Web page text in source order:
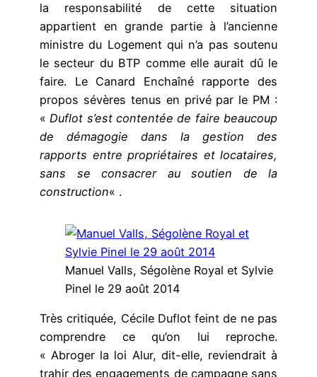
la responsabilité de cette situation
appartient en grande partie à l’ancienne
ministre du Logement qui n’a pas soutenu
le secteur du BTP comme elle aurait dû le
faire. Le Canard Enchaîné rapporte des
propos sévères tenus en privé par le PM :
«Duflot s’est contentée de faire beaucoup
de démagogie dans la gestion des
rapports entre propriétaires et locataires,
sans se consacrer au soutien de la
construction« .
Manuel Valls, Ségolène Royal et Sylvie
Pinel le 29 août 2014
Très critiquée, Cécile Duflot feint de ne pas
comprendre ce qu’on lui reproche.
« Abroger la loi Alur, dit-elle, reviendrait à
trahir des engagements de campagne sans